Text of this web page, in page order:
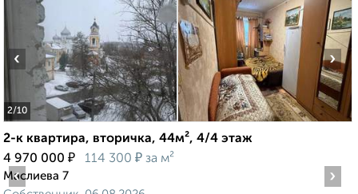
2/10
‹ ›
2-к квартира, вторичка, 44м², 4/4 этаж
4 970 000 ₽ 114 300 ₽ за м²
Маслиева 7
‹ ›